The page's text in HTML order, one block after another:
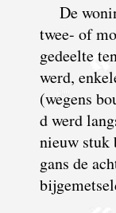
De
twee- of
gedeelte
werd,
(wegens
d werd
nieuw stuk
gans de